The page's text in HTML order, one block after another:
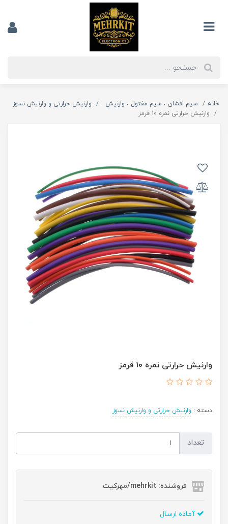
خانه سیم افشان ، سیم مفتول ، وارنیش
وارنیش حرارتی و وارنیش نسوز
وارنیش حرارتی نمره 10 قرمز
وارنیش حرارتی نمره 10 قرمز
دسته : وارنیش حرارتی و وارنیش نسوز
تعداد
فروشنده: mehrkit/مهرکیت
آماده ارسال